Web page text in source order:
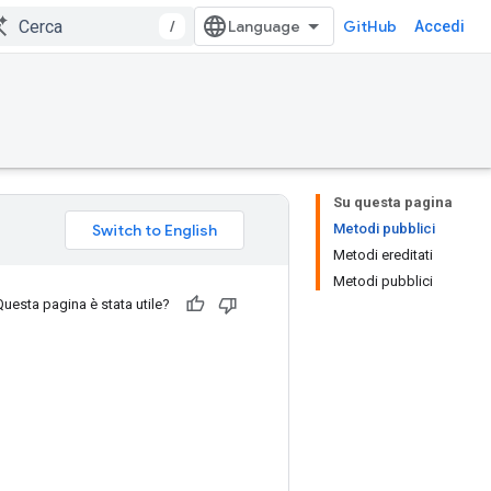
/ GitHub Accedi
Su questa pagina
Metodi pubblici
Metodi ereditati
Metodi pubblici
pagina è stata utile?